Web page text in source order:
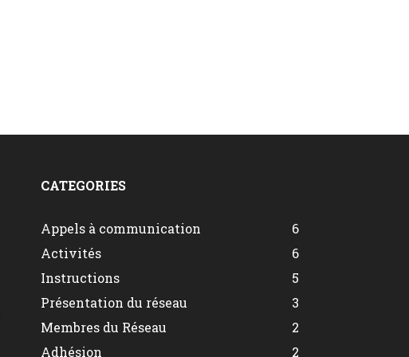
CATEGORIES
Appels à communication
6
Activités
6
Instructions
5
Présentation du réseau
3
Membres du Réseau
2
Adhésion
2